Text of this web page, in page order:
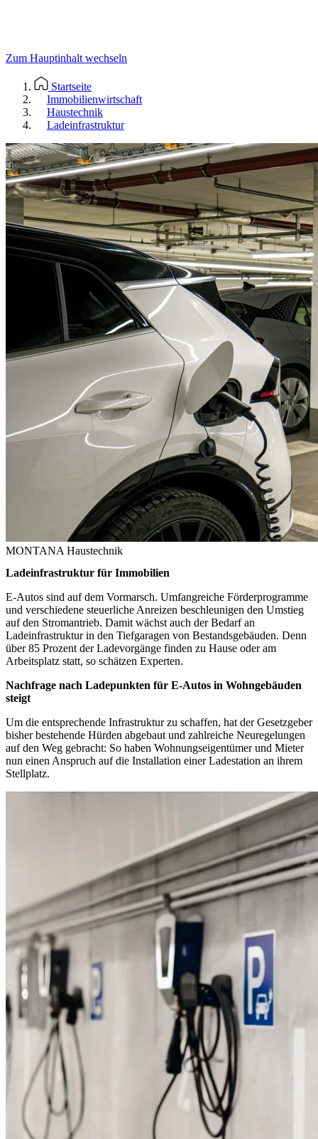
Zum Hauptinhalt wechseln
Startseite
Immobilienwirtschaft
Haustechnik
Ladeinfrastruktur
MONTANA Haustechnik
Ladeinfrastruktur für Immobilien
E-Autos sind auf dem Vormarsch. Umfangreiche Förderprogramme
und verschiedene steuerliche Anreizen beschleunigen den Umstieg
auf den Stromantrieb. Damit wächst auch der Bedarf an
Ladeinfrastruktur in den Tiefgaragen von Bestandsgebäuden. Denn
über 85 Prozent der Ladevorgänge finden zu Hause oder am
Arbeitsplatz statt, so schätzen Experten.
Nachfrage nach Ladepunkten für E-Autos in Wohngebäuden
steigt
Um die entsprechende Infrastruktur zu schaffen, hat der Gesetzgeber
bisher bestehende Hürden abgebaut und zahlreiche Neuregelungen
auf den Weg gebracht: So haben Wohnungseigentümer und Mieter
nun einen Anspruch auf die Installation einer Ladestation an ihrem
Stellplatz.